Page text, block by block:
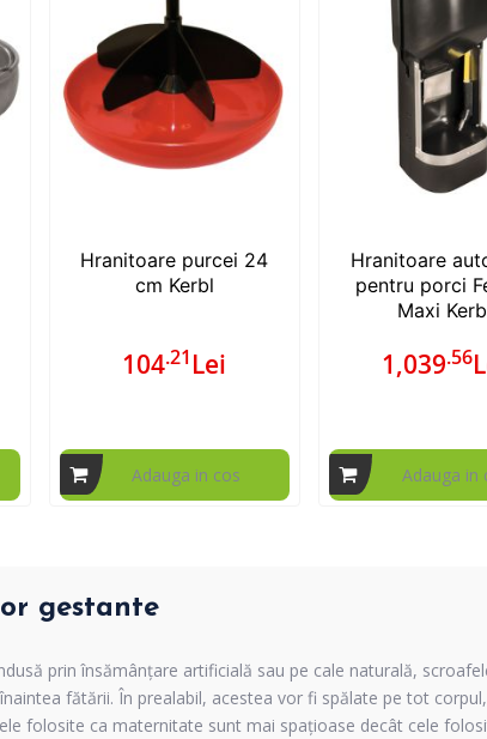
Hranitoare purcei 24
cm Kerbl
104.21Lei
Adauga in cos
Hranitoare
pentru porci
Maxi
1,039.56
Adauga in
gestante
prin însămânțare artificială sau pe cale naturală,
fătării. În prealabil, acestea vor fi spălate pe tot
folosite ca maternitate sunt mai spațioase decât cele